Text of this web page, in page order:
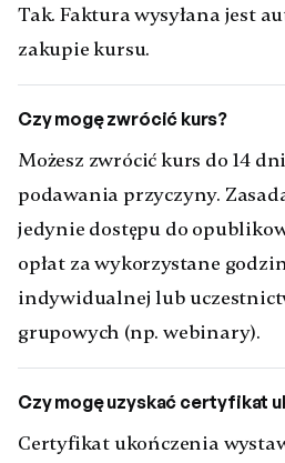
Tak. Faktura wysyłana jest
zakupie kursu.
Czy mogę zwrócić kurs?
Możesz zwrócić kurs do 14
podawania przyczyny.
jedynie dostępu do
opłat za wykorzystane
indywidualnej lub
grupowych (np. webinary).
Czy mogę uzyskać certyfikat
Certyfikat ukończenia